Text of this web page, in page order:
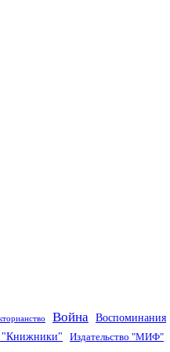
Война Воспоминания
"Книжники" Издательство "МИФ"